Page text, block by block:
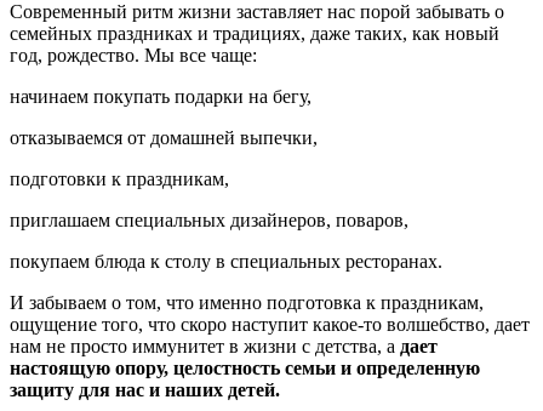
Современный ритм жизни заставляет нас порой забывать о
семейных праздниках и традициях, даже таких, как новый
год, рождество. Мы все чаще:
начинаем покупать подарки на бегу,
отказываемся от домашней выпечки,
подготовки к праздникам,
приглашаем специальных дизайнеров, поваров,
покупаем блюда к столу в специальных ресторанах.
И забываем о том, что именно подготовка к праздникам,
ощущение того, что скоро наступит какое-то волшебство, дает
нам не просто иммунитет в жизни с детства, а дает
настоящую опору, целостность семьи и определенную
защиту для нас и наших детей.